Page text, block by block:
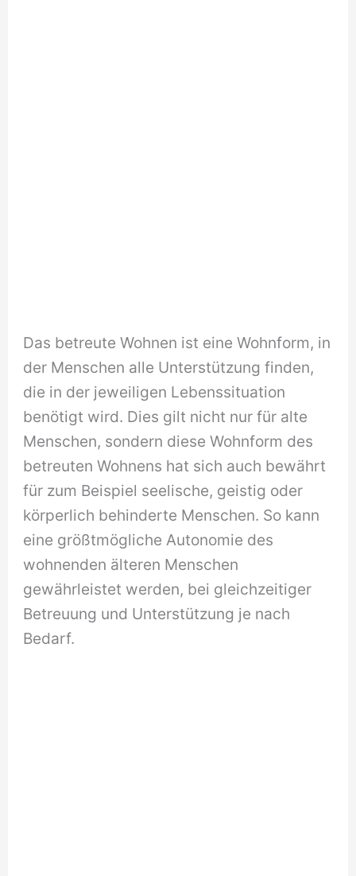
Das betreute Wohnen ist eine Wohnform, in
der Menschen alle Unterstützung finden,
die in der jeweiligen Lebenssituation
benötigt wird. Dies gilt nicht nur für alte
Menschen, sondern diese Wohnform des
betreuten Wohnens hat sich auch bewährt
für zum Beispiel seelische, geistig oder
körperlich behinderte Menschen. So kann
eine größtmögliche Autonomie des
wohnenden älteren Menschen
gewährleistet werden, bei gleichzeitiger
Betreuung und Unterstützung je nach
Bedarf.